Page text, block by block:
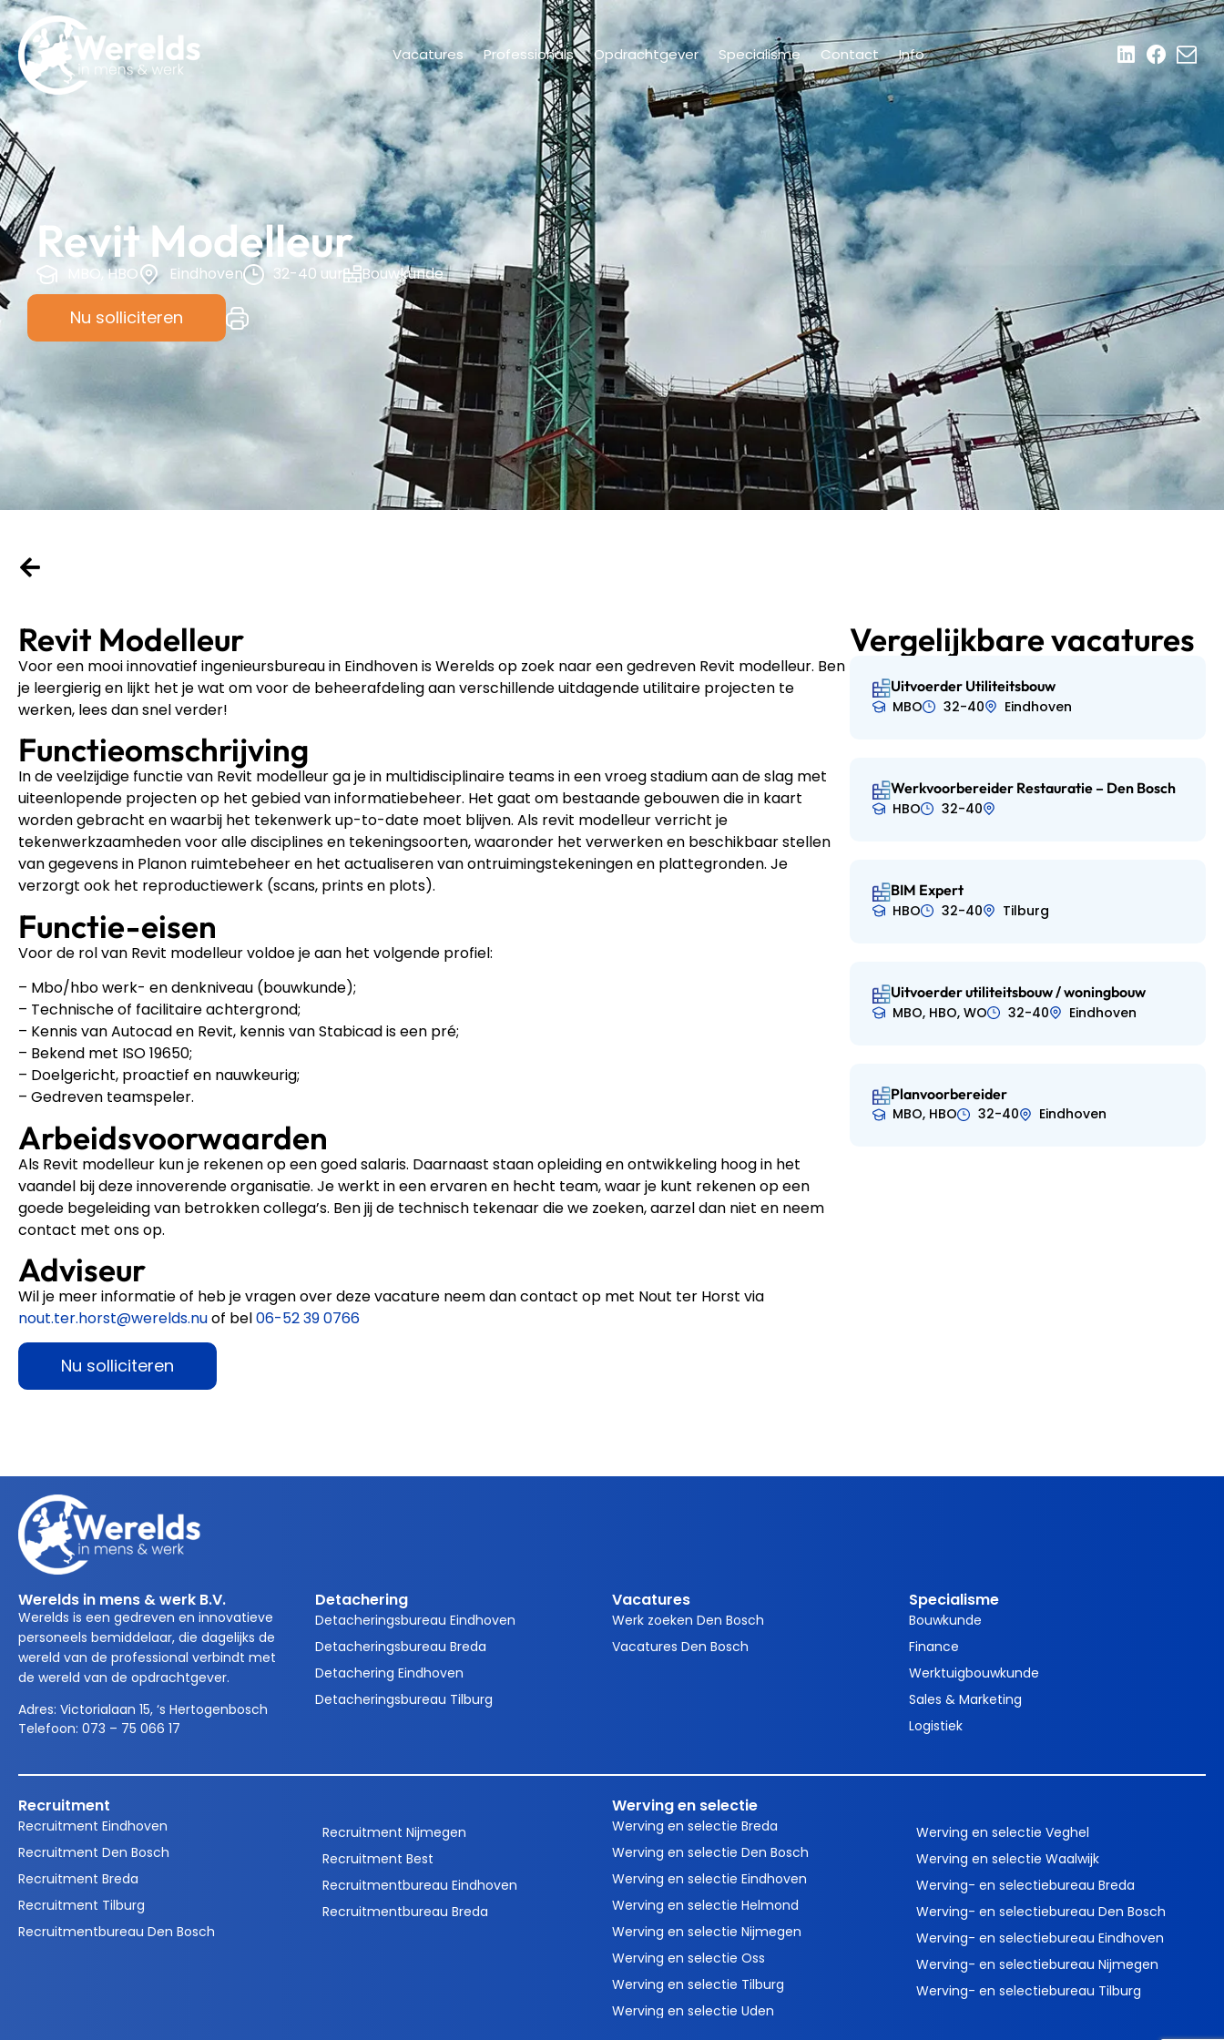
Vacatures Professionals Opdrachtgever Specialisme Contact Info
Revit Modelleur
MBO, HBO Eindhoven 32-40 uur Bouwkunde
Nu solliciteren
Revit Modelleur
Voor een mooi innovatief ingenieursbureau in Eindhoven is Werelds op zoek naar een gedreven Revit modelleur. Ben
je leergierig en lijkt het je wat om voor de beheerafdeling aan verschillende uitdagende utilitaire projecten te
werken, lees dan snel verder!
Functieomschrijving
In de veelzijdige functie van Revit modelleur ga je in multidisciplinaire teams in een vroeg stadium aan de slag met
uiteenlopende projecten op het gebied van informatiebeheer. Het gaat om bestaande gebouwen die in kaart
worden gebracht en waarbij het tekenwerk up-to-date moet blijven. Als revit modelleur verricht je
tekenwerkzaamheden voor alle disciplines en tekeningsoorten, waaronder het verwerken en beschikbaar stellen
van gegevens in Planon ruimtebeheer en het actualiseren van ontruimingstekeningen en plattegronden. Je
verzorgt ook het reproductiewerk (scans, prints en plots).
Functie-eisen
Voor de rol van Revit modelleur voldoe je aan het volgende profiel:
– Mbo/hbo werk- en denkniveau (bouwkunde);
– Technische of facilitaire achtergrond;
– Kennis van Autocad en Revit, kennis van Stabicad is een pré;
– Bekend met ISO 19650;
– Doelgericht, proactief en nauwkeurig;
– Gedreven teamspeler.
Arbeidsvoorwaarden
Als Revit modelleur kun je rekenen op een goed salaris. Daarnaast staan opleiding en ontwikkeling hoog in het
vaandel bij deze innoverende organisatie. Je werkt in een ervaren en hecht team, waar je kunt rekenen op een
goede begeleiding van betrokken collega’s. Ben jij de technisch tekenaar die we zoeken, aarzel dan niet en neem
contact met ons op.
Adviseur
Wil je meer informatie of heb je vragen over deze vacature neem dan contact op met Nout ter Horst via
nout.ter.horst@werelds.nuof bel06-52 39 0766
Nu solliciteren
Vergelijkbare vacatures
Uitvoerder Utiliteitsbouw
MBO
32-40 Eindhoven
Werkvoorbereider Restauratie – Den Bosch
HBO
32-40
BIM Expert
HBO
32-40 Tilburg
Uitvoerder utiliteitsbouw / woningbouw
MBO, HBO, WO
32-40 Eindhoven
Planvoorbereider
MBO, HBO
32-40 Eindhoven
Werelds in mens & werk B.V.
Werelds is een gedreven en innovatieve
personeels bemiddelaar, die dagelijks de
wereld van de professional verbindt met
de wereld van de opdrachtgever.
Adres: Victorialaan 15, ‘s Hertogenbosch
Telefoon: 073 – 75 066 17
Detachering
Detacheringsbureau Eindhoven
Detacheringsbureau Breda
Detachering Eindhoven
Detacheringsbureau Tilburg
Vacatures
Werk zoeken Den Bosch
Vacatures Den Bosch
Specialisme
Bouwkunde
Finance
Werktuigbouwkunde
Sales & Marketing
Logistiek
Recruitment
Recruitment Eindhoven
Recruitment Den Bosch
Recruitment Breda
Recruitment Tilburg
Recruitmentbureau Den Bosch
Recruitment Nijmegen
Recruitment Best
Recruitmentbureau Eindhoven
Recruitmentbureau Breda
Werving en selectie
Werving en selectie Breda
Werving en selectie Den Bosch
Werving en selectie Eindhoven
Werving en selectie Helmond
Werving en selectie Nijmegen
Werving en selectie Oss
Werving en selectie Tilburg
Werving en selectie Uden
Werving en selectie Veghel
Werving en selectie Waalwijk
Werving- en selectiebureau Breda
Werving- en selectiebureau Den Bosch
Werving- en selectiebureau Eindhoven
Werving- en selectiebureau Nijmegen
Werving- en selectiebureau Tilburg